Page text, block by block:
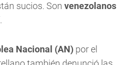
sucios. Son venezolanos
Nacional (AN) por el